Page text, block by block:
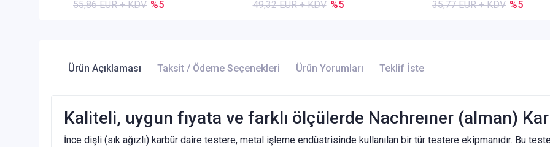
55,86 EUR + KDV %5 49,32 EUR + KDV %5 35,77 EUR + KDV %5
Ürün Açıklaması Taksit / Ödeme Seçenekleri Ürün Yorumları Teklif İste
Kaliteli, uygun fıyata ve farklı ölçülerde Nachreıner (alman)
İnce dişli (sık ağızlı) karbür daire testere, metal işleme endüstrisinde kullanılan bir tür testere ekipmanıdır. Bu